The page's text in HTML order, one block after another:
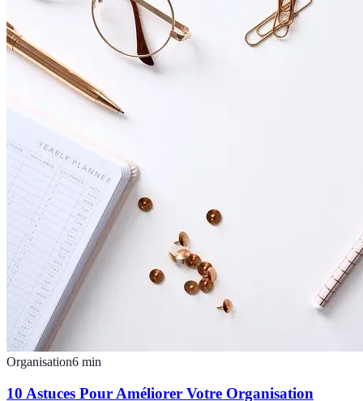
Organisation6 min
10 Astuces Pour Améliorer Votre Organisation